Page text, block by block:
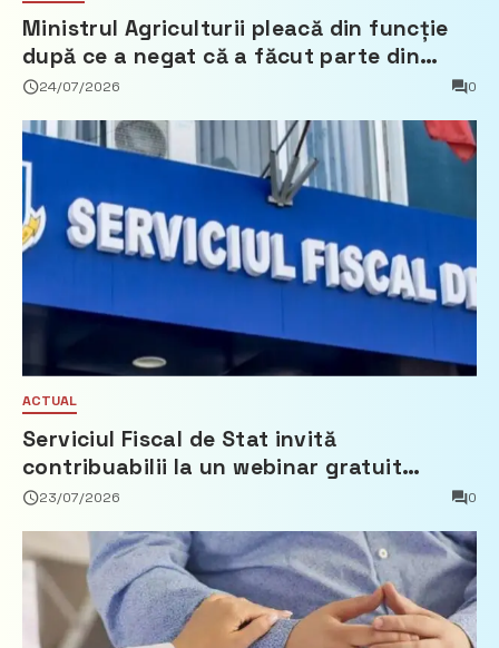
Ministrul Agriculturii pleacă din funcție
după ce a negat că a făcut parte din
Partidul Democrat
24/07/2026 0
ACTUAL
Serviciul Fiscal de Stat invită
contribuabilii la un webinar gratuit
privind calculul impozitului pe bunurile
23/07/2026 0